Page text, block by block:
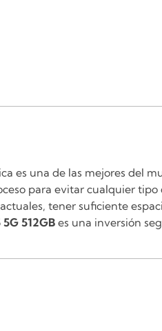
es una de las mejores del
para evitar cualquier tipo
tener suficiente
5G 512GBes una inversión